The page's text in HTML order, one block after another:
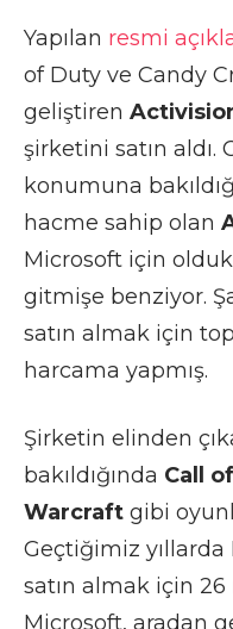
Yapılan resmi
of Duty ve Candy
geliştiren
şirketini satın aldı.
konumuna
hacme sahip olan
Microsoft için
gitmişe benziyor.
satın almak için
harcama yapmış.
Şirketin elinden
bakıldığında Call
Warcraft gibi
Geçtiğimiz
satın almak için
Microsoft, aradan